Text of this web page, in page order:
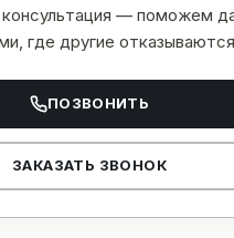
консультация — поможем
где другие
ПОЗВОНИТЬ
ЗАКАЗАТЬ ЗВОНОК